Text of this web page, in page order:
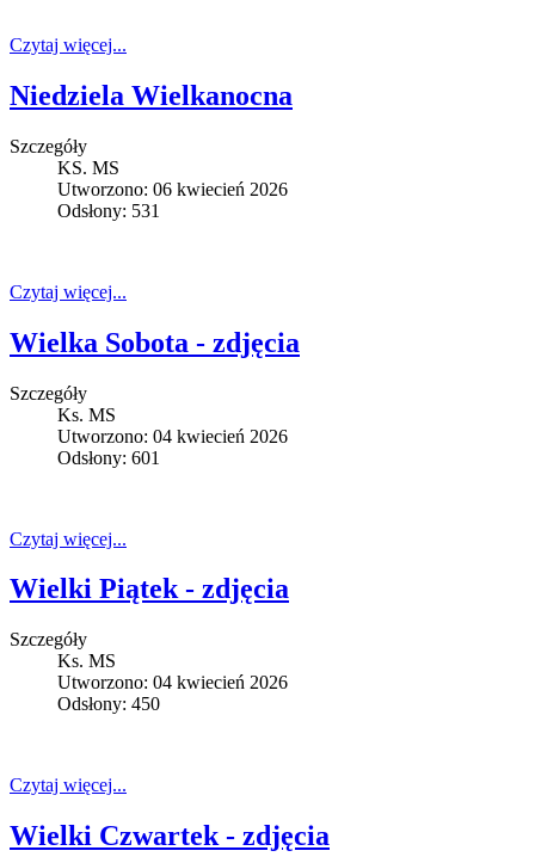
Czytaj więcej...
Niedziela Wielkanocna
Szczegóły
KS. MS
Utworzono: 06 kwiecień 2026
Odsłony: 531
Czytaj więcej...
Wielka Sobota - zdjęcia
Szczegóły
Ks. MS
Utworzono: 04 kwiecień 2026
Odsłony: 601
Czytaj więcej...
Wielki Piątek - zdjęcia
Szczegóły
Ks. MS
Utworzono: 04 kwiecień 2026
Odsłony: 450
Czytaj więcej...
Wielki Czwartek - zdjęcia